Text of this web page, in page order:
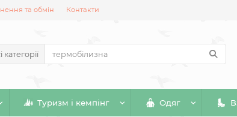
та обмін Контакти
категорії
Туризм і кемпінг Одяг